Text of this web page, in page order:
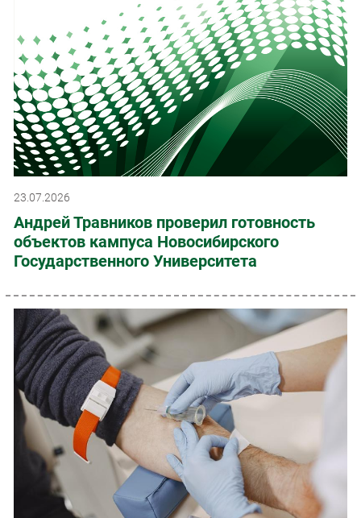
23.07.2026
Андрей Травников проверил готовность
объектов кампуса Новосибирского
Государственного Университета